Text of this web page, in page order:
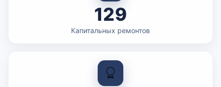
129
Капитальных ремонтов